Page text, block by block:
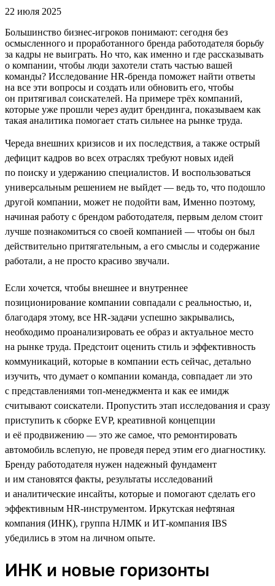
22 июля 2025
Большинство бизнес-игроков понимают: сегодня без
осмысленного и проработанного бренда работодателя борьбу
за кадры не выиграть. Но что, как именно и где рассказывать
о компании, чтобы люди захотели стать частью вашей
команды? Исследование HR-бренда поможет найти ответы
на все эти вопросы и создать или обновить его, чтобы
он притягивал соискателей. На примере трёх компаний,
которые уже прошли через аудит брендинга, показываем как
такая аналитика помогает стать сильнее на рынке труда.
Череда внешних кризисов и их последствия, а также острый
дефицит кадров во всех отраслях требуют новых идей
по поиску и удержанию специалистов. И воспользоваться
универсальным решением не выйдет — ведь то, что подошло
другой компании, может не подойти вам, Именно поэтому,
начиная работу с брендом работодателя, первым делом стоит
лучше познакомиться со своей компанией — чтобы он был
действительно притягательным, а его смыслы и содержание
работали, а не просто красиво звучали.
Если хочется, чтобы внешнее и внутреннее
позиционирование компании совпадали с реальностью, и,
благодаря этому, все HR-задачи успешно закрывались,
необходимо проанализировать ее образ и актуальное место
на рынке труда. Предстоит оценить стиль и эффективность
коммуникаций, которые в компании есть сейчас, детально
изучить, что думает о компании команда, совпадает ли это
с представлениями топ-менеджмента и как ее имидж
считывают соискатели. Пропустить этап исследования и сразу
приступить к сборке EVP, креативной концепции
и её продвижению — это же самое, что ремонтировать
автомобиль вслепую, не проведя перед этим его диагностику.
Бренду работодателя нужен надежный фундамент
и им становятся факты, результаты исследований
и аналитические инсайты, которые и помогают сделать его
эффективным HR-инструментом. Иркутская нефтяная
компания (ИНК), группа НЛМК и ИТ-компания IBS
убедились в этом на личном опыте.
ИНК и новые горизонты